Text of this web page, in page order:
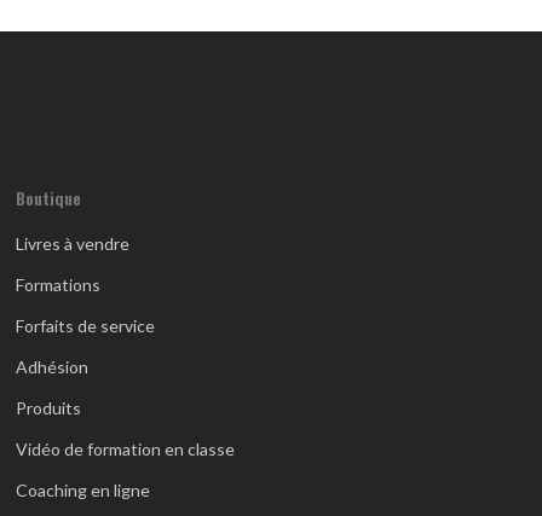
Boutique
Livres à vendre
Formations
Forfaits de service
Adhésion
Produits
Vidéo de formation en classe
Coaching en ligne